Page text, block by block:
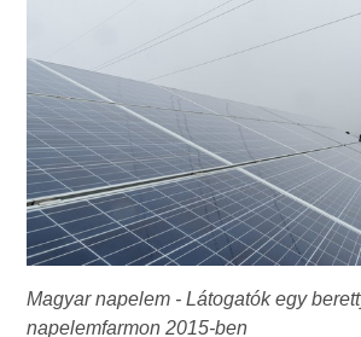
Magyar napelem - Látogatók egy
napelemfarmon 2015-ben